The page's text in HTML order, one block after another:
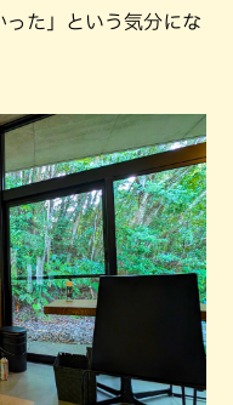
った」という気分にな